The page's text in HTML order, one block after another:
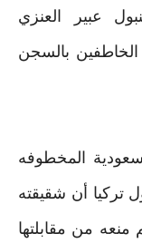
عبير العنزي
بالسجن
المخطوفه
تركيا أن شقيقته
منعه من مقابلتها